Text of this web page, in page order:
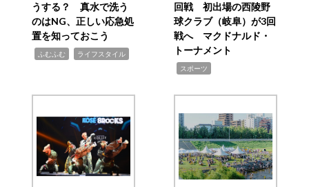
うする？ 真水で洗う
のはNG、正しい応急処
置を知っておこう
ふむふむ ライフスタイル
回戦 初出場の西陵野
球クラブ（岐阜）が3回
戦へ マクドナルド・
トーナメント
スポーツ